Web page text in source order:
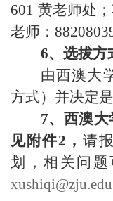
601 黄老师处；
老师：
6、选拔方
由西澳大
方式）并决定
7、西澳
见附件2 ，请
划，相关问